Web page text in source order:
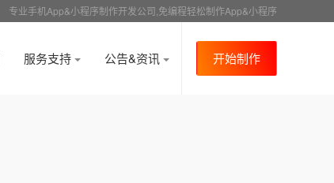
专业手机App&小程序制作开发公司,免编程轻松制作App&小程序
服务支持 公告&资讯 开始制作